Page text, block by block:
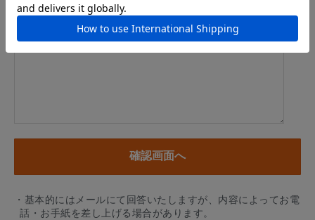
※商品に関するお問い合わせ、納期・お届けに関するお問い合
わせの場合には、お住まいの都道府県を必ずご記入ください。
・基本的にはメールにて回答いたしますが、内容によってお電
話・お手紙を差し上げる場合があります。